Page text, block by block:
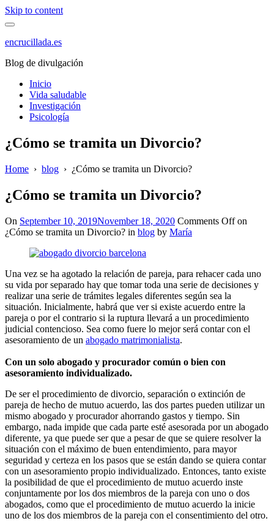
Skip to content
encrucillada.es
Blog de divulgación
Inicio
Vida saludable
Investigación
Psicología
¿Cómo se tramita un Divorcio?
Home › blog › ¿Cómo se tramita un Divorcio?
¿Cómo se tramita un Divorcio?
On September 10, 2019November 18, 2020 Comments Offon
¿Cómo se tramita un Divorcio? in blog by María
Una vez se ha agotado la relación de pareja, para rehacer cada uno
su vida por separado hay que tomar toda una serie de decisiones y
realizar una serie de trámites legales diferentes según sea la
situación. Inicialmente, habrá que ver si existe acuerdo entre la
pareja o por el contrario si la ruptura llevará a un procedimiento
judicial contencioso. Sea como fuere lo mejor será contar con el
asesoramiento de un abogado matrimonialista.
Con un solo abogado y procurador común o bien con
asesoramiento individualizado.
De ser el procedimiento de divorcio, separación o extinción de
pareja de hecho de mutuo acuerdo, las dos partes pueden utilizar un
mismo abogado y procurador ahorrando gastos y tiempo. Sin
embargo, nada impide que cada parte esté asesorada por un abogado
diferente, ya que puede ser que a pesar de que se quiere resolver la
situación con el máximo de buen entendimiento, para mayor
seguridad y certeza en los pasos que se están dando se quiera contar
con un asesoramiento propio individualizado. Entonces, tanto existe
la posibilidad de que el procedimiento de mutuo acuerdo inste
conjuntamente por los dos miembros de la pareja con uno o dos
abogados, como que el procedimiento de mutuo acuerdo la inicie
uno de los dos miembros de la pareja con el consentimiento del otro.